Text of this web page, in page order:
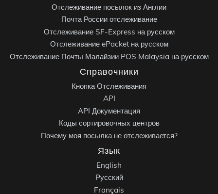
Отслеживание посылок из Англии
Почта России отслеживание
Отслеживание SF-Express на русском
Отслеживание ePacket на русском
Отслеживание Почты Малайзии POS Malaysia на русском
Справочники
Кнопка Отслеживания
API
API Документация
Коды сортировочных центров
Почему моя посылка не отслеживается?
Язык
English
Русский
Français